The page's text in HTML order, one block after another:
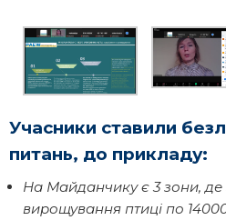
Учасники ставили
питань, до прикладу:
На Майданчику є 3 зони, де
вирощування птиці по